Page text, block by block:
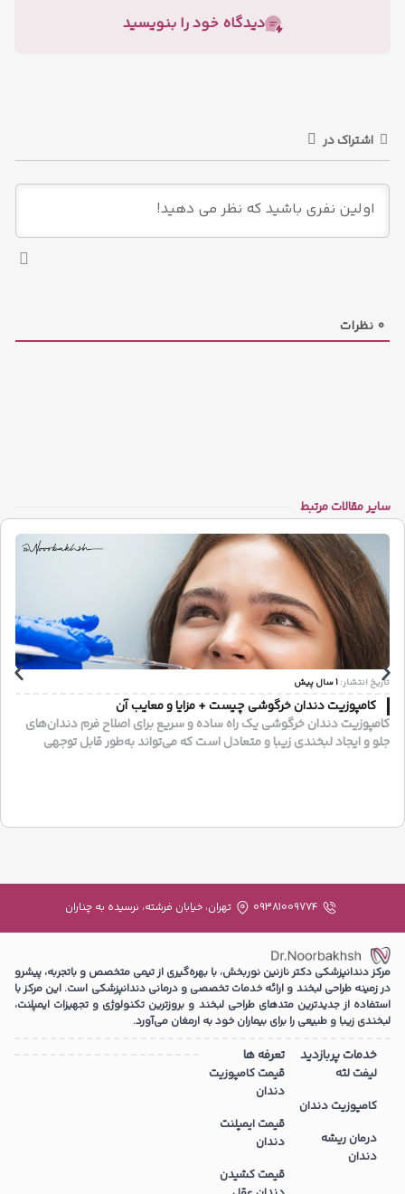
دیدگاه خود را بنویسید
اشتراک در
0 نظرات
سایر مقالات مرتبط
تاریخ انتشار:1 سال پیش
کامپوزیت دندان خرگوشی چیست + مزایا و معایب آن
کامپوزیت دندان خرگوشی یک راه ساده و سریع برای اصلاح فرم دندان‌های
جلو و ایجاد لبخندی زیبا و متعادل است که می‌تواند به‌طور قابل توجهی
09381009774 تهران، خیابان فرشته، نرسیده به چناران
مرکز دندانپزشکی دکتر نازنین نوربخش، با بهره‌گیری از تیمی متخصص و باتجربه، پیشرو
در زمینه طراحی لبخند و ارائه خدمات تخصصی و درمانی دندانپزشکی است. این مرکز با
استفاده از جدیدترین متدهای طراحی لبخند و بروزترین تکنولوژی و تجهیزات ایمپلنت،
لبخندی زیبا و طبیعی را برای بیماران خود به ارمغان می‌آورد.
خدمات پربازدید
لیفت لثه
کامپوزیت دندان
درمان ریشه
دندان
تعرفه ها
قیمت کامپوزیت
دندان
قیمت ایمپلنت
دندان
قیمت کشیدن